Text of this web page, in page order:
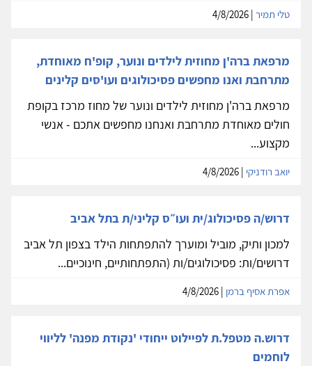
טלי תמיר
מרפאת ברה'ן מחוזית לילדים ונוער, קופ'ח מאוחדת,
מתרחבת ואנו מחפשים פסיכולוגים ועו'סים קלינים
מרפאת ברה'ן מחוזית לילדים ונוער של מחוז מרכז בקופת
חולים מאוחדת מתרחבת ואנחנו מחפשים אתכם - אנשי
מקצוע...
יואב רודניקי
דרוש/ה פסיכולוג/ית ועו״ס קליני/ת בתל אביב
למכון ותיק, מוביל ומוערך להתפתחות הילד בצפון תל אביב
דרושים/ות: פסיכולוגים/ות (התפתחותיים, חינוכיים...
אפרת אסיף ברמן
דרוש.ה מטפל.ת לפיילוט ייחודי 'נקודת מפנה' לליווי
לוחמים